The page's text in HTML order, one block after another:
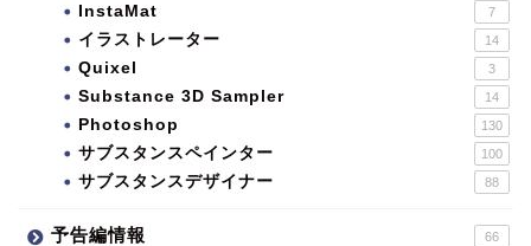
InstaMat 7
イラストレーター 14
Quixel 3
Substance 3D Sampler 14
Photoshop 130
サブスタンスペインター 100
サブスタンスデザイナー 88
予告編情報 66